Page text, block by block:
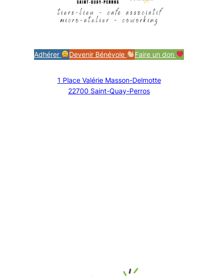
Adhérer Devenir Bénévole Faire un don
1 Place Valérie Masson-Delmotte
22700 Saint-Quay-Perros